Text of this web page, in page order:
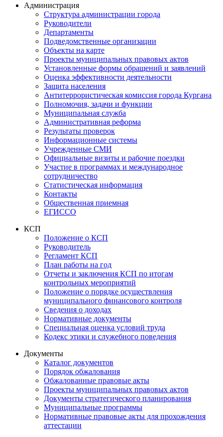
Администрация
Структура администрации города
Руководители
Департаменты
Подведомственные организации
Объекты на карте
Проекты муниципальных правовых актов
Установленные формы обращений и заявлений
Оценка эффективности деятельности
Защита населения
Антитеррористическая комиссия города Кургана
Полномочия, задачи и функции
Муниципальная служба
Административная реформа
Результаты проверок
Информационные системы
Учрежденные СМИ
Официальные визиты и рабочие поездки
Участие в программах и международное
сотрудничество
Статистическая информация
Контакты
Общественная приемная
ЕГИССО
КСП
Положение о КСП
Руководитель
Регламент КСП
План работы на год
Отчеты и заключения КСП по итогам
контрольных мероприятий
Положение о порядке осуществления
муниципального финансового контроля
Сведения о доходах
Нормативные документы
Специальная оценка условий труда
Кодекс этики и служебного поведения
Документы
Каталог документов
Порядок обжалования
Обжалованные правовые акты
Проекты муниципальных правовых актов
Документы стратегического планирования
Муниципальные программы
Нормативные правовые акты для прохождения
аттестации